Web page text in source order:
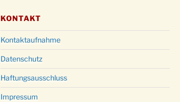
KONTAKT
Kontaktaufnahme
Datenschutz
Haftungsausschluss
Impressum